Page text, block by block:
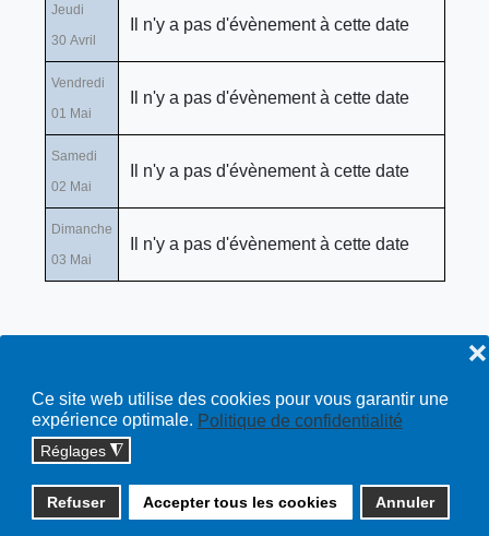
Ce site web utilise des cookies pour vous garantir une
expérience optimale. Politique de confidentialité
Réglages ◮
Refuser Accepter tous les cookies Annuler
❌
Jeudi
30 Avril
Il n'y a pas d'évènement à cette date
Vendredi
01 Mai
Il n'y a pas d'évènement à cette date
Samedi
02 Mai
Il n'y a pas d'évènement à cette date
Dimanche
03 Mai
Il n'y a pas d'évènement à cette date
Copyright © 2026 cossonay.ch - tous droits réservés | site :
solutions informatiques